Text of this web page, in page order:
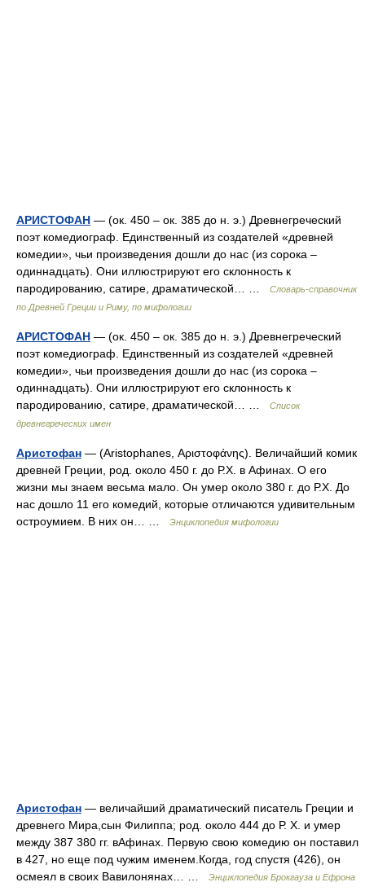
АРИСТОФАН — (ок. 450 – ок. 385 до н. э.) Древнегреческий
поэт комедиограф. Единственный из создателей «древней
комедии», чьи произведения дошли до нас (из сорока –
одиннадцать). Они иллюстрируют его склонность к
пародированию, сатире, драматической… …
Cловарь-справочник
по Древней Греции и Риму, по мифологии
АРИСТОФАН — (ок. 450 – ок. 385 до н. э.) Древнегреческий
поэт комедиограф. Единственный из создателей «древней
комедии», чьи произведения дошли до нас (из сорока –
одиннадцать). Они иллюстрируют его склонность к
пародированию, сатире, драматической… …
Список
древнегреческих имен
Аристофан — (Aristophanes, Αριστοφάνης). Величайший комик
древней Греции, род. около 450 г. до Р.Х. в Афинах. О его
жизни мы знаем весьма мало. Он умер около 380 г. до Р.Х. До
нас дошло 11 его комедий, которые отличаются удивительным
остроумием. В них он… …
Энциклопедия мифологии
Аристофан — величайший драматический писатель Греции и
древнего Мира,сын Филиппа; род. около 444 до Р. Х. и умер
между 387 380 гг. вАфинах. Первую свою комедию он поставил
в 427, но еще под чужим именем.Когда, год спустя (426), он
осмеял в своих Вавилонянах… …
Энциклопедия Брокгауза и Ефрона